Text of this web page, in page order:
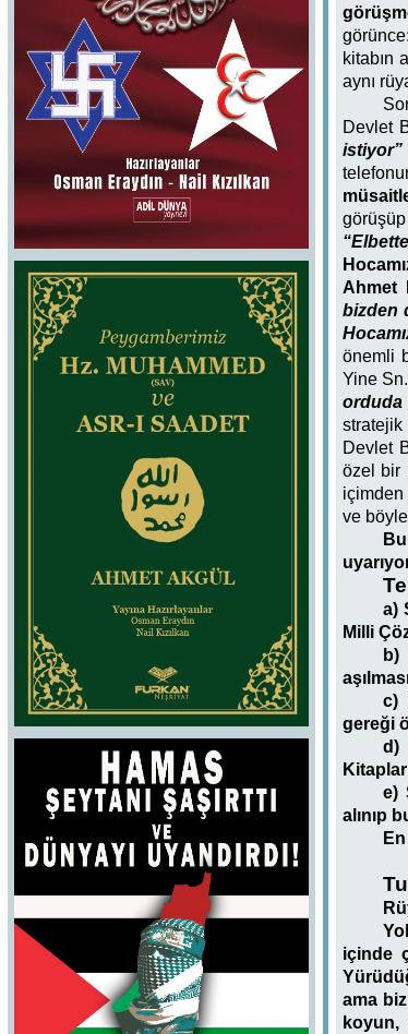
görünce:
kitabın
aynı
Devlet
istiyor”
Ahmet
bizden
önemli
Yine
orduda
stratejik
Devlet
özel bir
içimden
ve
a)
Milli
b)
c)
gereği
d)
e)
alınıp
içinde
ama
koyun,